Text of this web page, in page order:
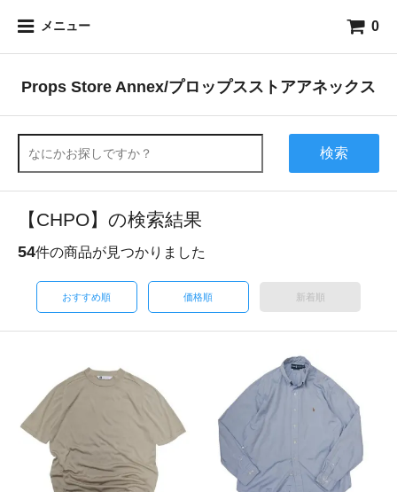
メニュー 0
Props Store Annex/プロップスストアアネックス
検索
【CHPO】の検索結果
54件の商品が見つかりました
おすすめ順 価格順 新着順